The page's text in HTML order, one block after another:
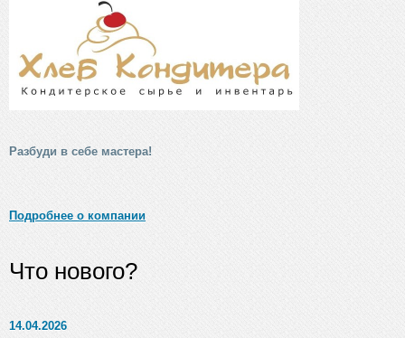
Разбуди в себе мастера!
Подробнее о компании
Что нового?
14.04.2026